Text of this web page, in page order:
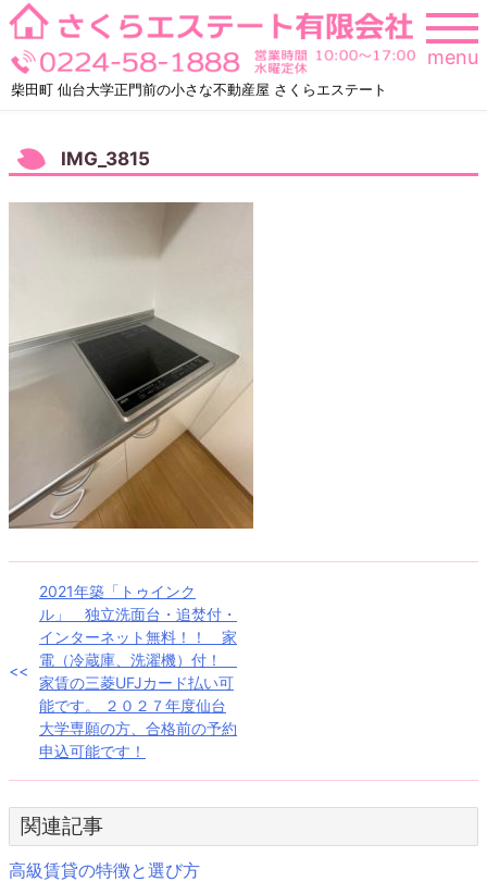
Skip
to
content
柴田町 仙台大学正門前の小さな不動産屋 さくらエステート
menu
IMG_3815
ナ
シ
ョ
2021年築「トゥインク
ル」 独立洗面台・追焚付・
インターネット無料！！ 家
電（冷蔵庫、洗濯機）付！
家賃の三菱UFJカード払い可
能です。 ２０２７年度仙台
大学専願の方、合格前の予約
申込可能です！
関連記事
高級賃貸の特徴と選び方